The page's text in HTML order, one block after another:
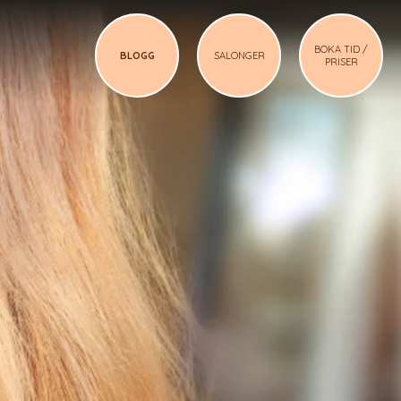
BLOGG SALONGER
BOKA TID /
PRISER